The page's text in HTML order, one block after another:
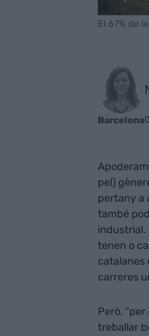
El 67% de
Barcelona
pel)
pertany a
també
industrial.
tenen o
catalanes
carreres
Però,
treballar